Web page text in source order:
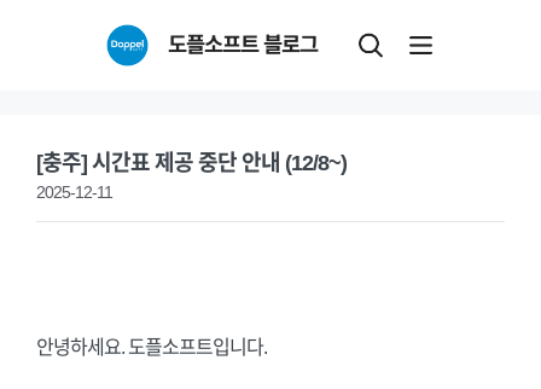
도플소프트 블로그
[충주] 시간표 제공 중단 안내 (12/8~)
2025-12-11
안녕하세요. 도플소프트입니다.